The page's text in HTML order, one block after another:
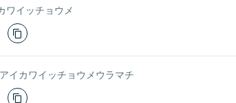
ワイッチョウメ
アイカワイッチョウメウラマチ